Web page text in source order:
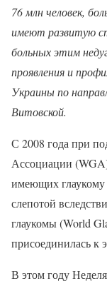
76 млн человек,
имеют развитую
больных этим
проявления и
Украины по
Витовской.
С 2008 года при
Ассоциации
имеющих глаукому
слепотой
глаукомы (World
присоединилась к
В этом году